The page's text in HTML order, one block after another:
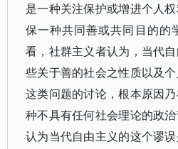
是一种关注保护或增进个人
保一种共同善或共同目的的
看，社群主义者认为，当代
些关于善的社会之性质以及
这类问题的讨论，根本原因
种不具有任何社会理论的政
认为当代自由主义的这个谬